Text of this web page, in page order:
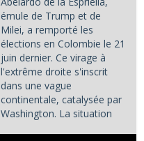
émule de Trump et de
Milei, a remporté les
élections en Colombie le 21
juin dernier. Ce virage à
l'extrême droite s'inscrit
dans une vague
continentale, catalysée par
Washington. La situation